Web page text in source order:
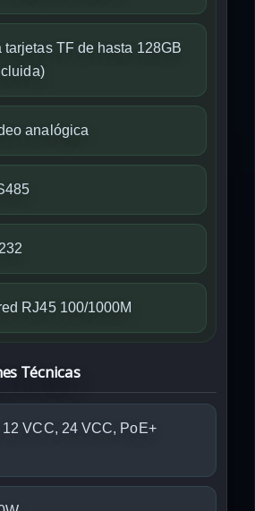
tarjetas TF de hasta 128GB
analógica
RJ45 100/1000M
Técnicas
VCC, 24 VCC, PoE+